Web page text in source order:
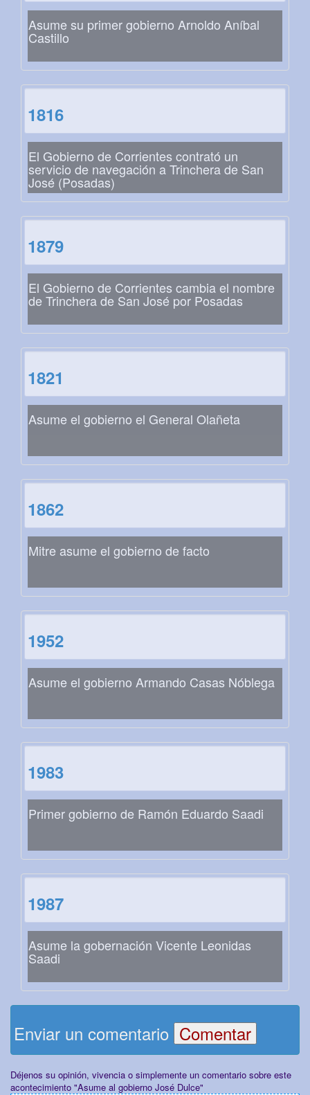
Asume su primer gobierno Arnoldo Aníbal
Castillo
1816
El Gobierno de Corrientes contrató un
servicio de navegación a Trinchera de San
José (Posadas)
1879
El Gobierno de Corrientes cambia el nombre
de Trinchera de San José por Posadas
1821
Asume el gobierno el General Olañeta
1862
Mitre asume el gobierno de facto
1952
Asume el gobierno Armando Casas Nóblega
1983
Primer gobierno de Ramón Eduardo Saadi
1987
Asume la gobernación Vicente Leonidas
Saadi
Enviar un comentario
Déjenos su opinión, vivencia o simplemente un comentario sobre este
acontecimiento "Asume al gobierno José Dulce"